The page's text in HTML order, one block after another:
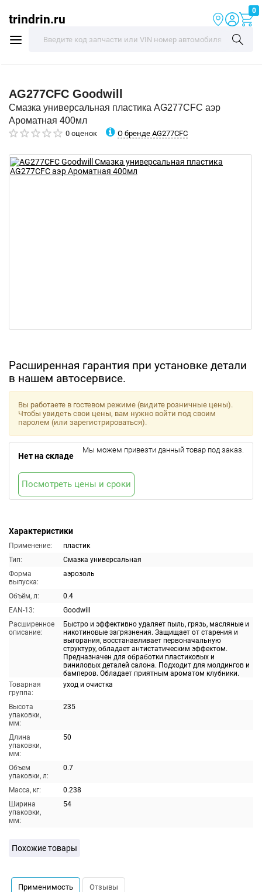
trindrin.ru
0
AG277CFC Goodwill
Смазка универсальная пластика AG277CFC аэр
Ароматная 400мл
0 оценок О бренде AG277CFC
Расширенная гарантия при установке детали
в нашем автосервисе.
Характеристики
Применение:
пластик
Тип:
Смазка универсальная
Форма
выпуска:
аэрозоль
Объём, л:
0.4
EAN-13:
Goodwill
Расширенное
описание:
Быстро и эффективно удаляет пыль, грязь, масляные и
никотиновые загрязнения. Защищает от старения и
выгорания, восстанавливает первоначальную
структуру, обладает антистатическим эффектом.
Предназначен для обработки пластиковых и
виниловых деталей салона. Подходит для молдингов и
бамперов. Обладает приятным ароматом клубники.
Товарная
группа:
уход и очистка
Высота
упаковки,
мм:
235
Длина
упаковки,
мм:
50
Объем
упаковки, л:
0.7
Масса, кг:
0.238
Ширина
упаковки,
мм:
54
Вы работаете в гостевом режиме (видите розничные цены).
Чтобы увидеть свои цены, вам нужно войти под своим
паролем (или зарегистрироваться).
Нет на складе
Мы можем привезти данный товар под заказ.
Посмотреть цены и сроки
Похожие товары
Применимость Отзывы